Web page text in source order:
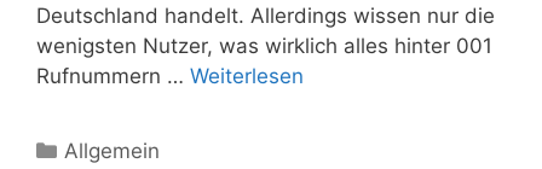
Deutschland handelt. Allerdings wissen nur die
wenigsten Nutzer, was wirklich alles hinter 001
Rufnummern … Weiterlesen
Kategorien
Allgemein